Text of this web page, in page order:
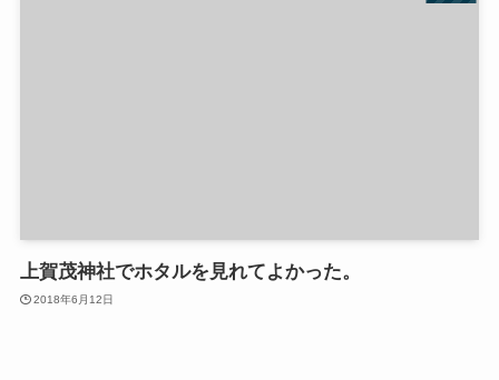
上賀茂神社でホタルを見れてよかった。
2018年6月12日